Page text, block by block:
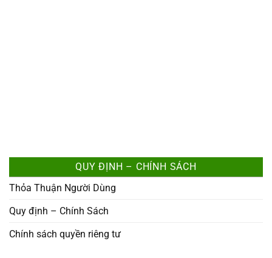
QUY ĐỊNH – CHÍNH SÁCH
Thỏa Thuận Người Dùng
Quy định – Chính Sách
Chính sách quyền riêng tư